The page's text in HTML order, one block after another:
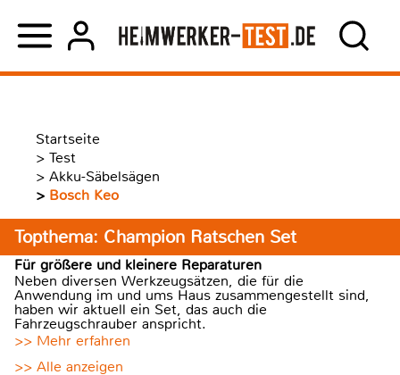
Startseite
> Test
> Akku-Säbelsägen
> Bosch Keo
Topthema: Champion Ratschen Set
Für größere und kleinere Reparaturen
Neben diversen Werkzeugsätzen, die für die
Anwendung im und ums Haus zusammengestellt sind,
haben wir aktuell ein Set, das auch die
Fahrzeugschrauber anspricht.
>> Mehr erfahren
>> Alle anzeigen